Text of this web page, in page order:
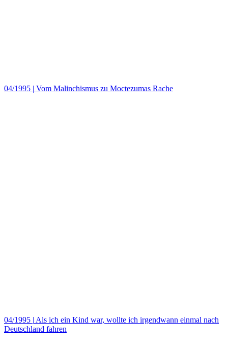
04/1995 | Vom Malinchismus zu Moctezumas Rache
04/1995 | Als ich ein Kind war, wollte ich irgendwann einmal nach
Deutschland fahren